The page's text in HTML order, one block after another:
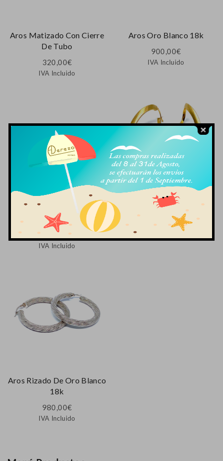
Aros Matizado Con Cierre
De Tubo
320,00€
IVA Incluido
Aros Oro Blanco 18k
900,00€
IVA Incluido
Aros Ovalados Bicolor De
Oro 18k
990,00 €
IVA Incluido
Aros Ovalados De Oro 18k
840,00€
Aros Rizado De Oro Blanco
18k
980,00€
IVA Incluido